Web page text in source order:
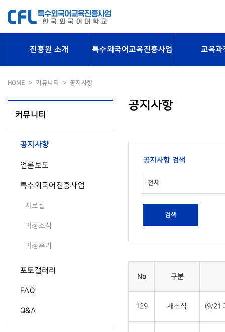
진흥원 소개 특수외국어교육진흥사업 교육과
HOME 커뮤니티 공지사항
커뮤니티
공지사항
언론보도
특수외국어진흥사업
자료실
과정소식
과정후기
포토갤러리
FAQ
Q&A
공지사항
공지사항 검색
전체
검색
No 구분
129 새소식 (9/21